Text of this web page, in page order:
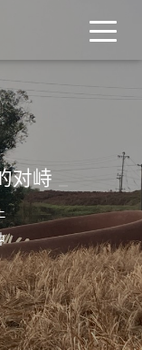
对峙